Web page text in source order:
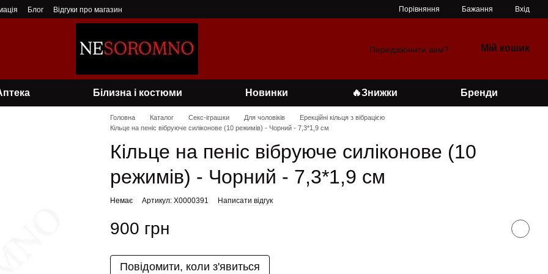
Блог Відгуки про магазин Порівняння Бажання Вхід
Передзвонити вам? Мій кошик
Білизна і костюми Новинки 🔥Знижки Бренди
Головна Каталог Секс-іграшки Для чоловіків
Ерекційні кільця з вібрацією
Кільце на пеніс вібруюче силіконове (10 режимів) - Чорний - 7,3*1,9 см
Кільце на пеніс вібруюче силіконове (10
режимів) - Чорний - 7,3*1,9 см
Немає Артикул: X0000391 Написати відгук
900 грн
Повідомити, коли з'явиться